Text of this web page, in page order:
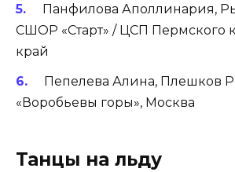
Панфилова Аполлинария,
СШОР «Старт» / ЦСП Пермского
край
Пепелева Алина, Плешков
«Воробьевы горы», Москва
Танцы на льду